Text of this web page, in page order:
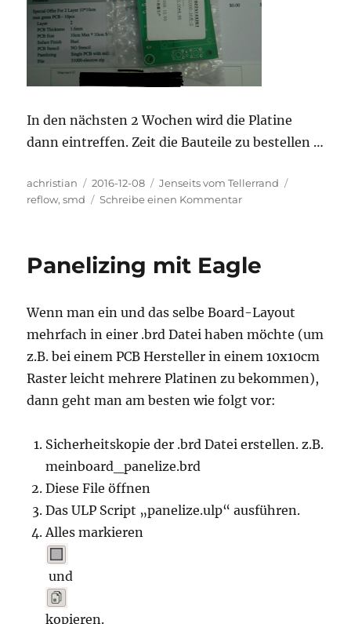
In den nächsten 2 Wochen wird die Platine
dann eintreffen. Zeit die Bauteile zu bestellen …
Autor
achristian
Veröffentlicht
am
2016-12-08 Kategorien
Jenseits vom Tellerrand
reflow,smd Schreibe einen Kommentarzu
zum
Ofen
Panelizing mit Eagle
Wenn man ein und das selbe Board-Layout
mehrfach in einer .brd Datei haben möchte (um
z.B. bei einem PCB Hersteller in einem 10x10cm
Raster leicht mehrere Platinen zu bekommen),
dann geht man am besten wie folgt vor:
Sicherheitskopie der .brd Datei erstellen. z.B.
meinboard_panelize.brd
Diese File öffnen
Das ULP Script „panelize.ulp“ ausführen.
Alles markieren
und
kopieren.